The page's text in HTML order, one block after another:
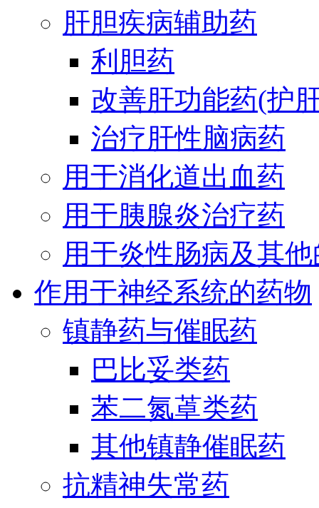
肝胆疾病辅助药
利胆药
改善肝功能药(护
治疗肝性脑病药
用于消化道出血药
用于胰腺炎治疗药
用于炎性肠病及其
作用于神经系统的药物
镇静药与催眠药
巴比妥类药
苯二氮䓬类药
其他镇静催眠药
抗精神失常药